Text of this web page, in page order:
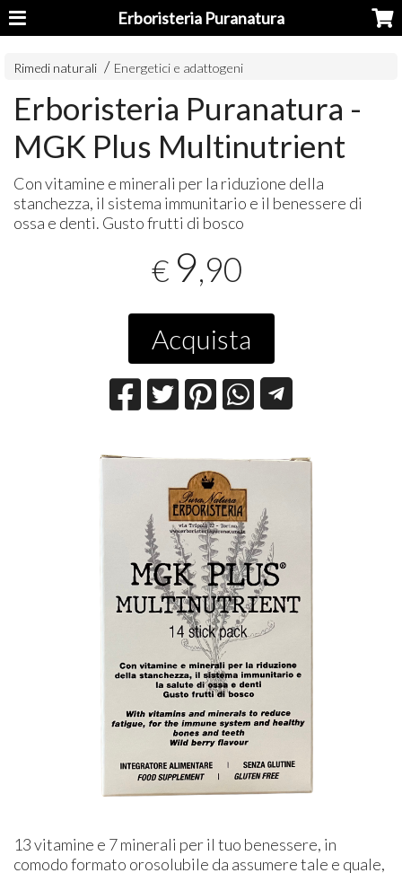
Erboristeria Puranatura
Rimedi naturali Energetici e adattogeni
Erboristeria Puranatura -
MGK Plus Multinutrient
Con vitamine e minerali per la riduzione della
stanchezza, il sistema immunitario e il benessere di
ossa e denti. Gusto frutti di bosco
€ 9,90
Acquista
13 vitamine e 7 minerali per il tuo benessere, in
comodo formato orosolubile da assumere tale e quale,